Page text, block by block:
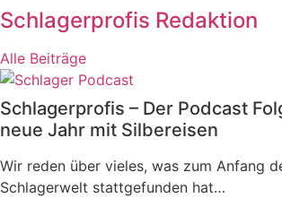
Schlagerprofis Redaktion
Alle Beiträge
Schlagerprofis – Der Podcast
neue Jahr mit Silbereisen
Wir reden über vieles, was zum Anfang
Schlagerwelt stattgefunden hat…